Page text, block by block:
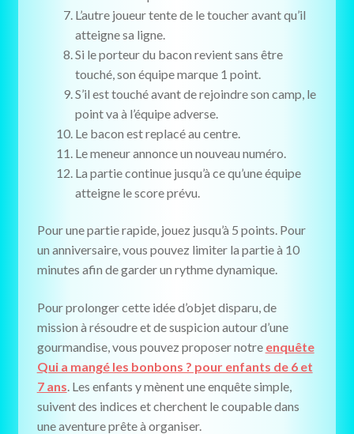
L’autre joueur tente de le toucher avant qu’il
atteigne sa ligne.
Si le porteur du bacon revient sans être
touché, son équipe marque 1 point.
S’il est touché avant de rejoindre son camp, le
point va à l’équipe adverse.
Le bacon est replacé au centre.
Le meneur annonce un nouveau numéro.
La partie continue jusqu’à ce qu’une équipe
atteigne le score prévu.
Pour une partie rapide, jouez jusqu’à 5 points. Pour
un anniversaire, vous pouvez limiter la partie à 10
minutes afin de garder un rythme dynamique.
Pour prolonger cette idée d’objet disparu, de
mission à résoudre et de suspicion autour d’une
gourmandise, vous pouvez proposer notre enquête
Qui a mangé les bonbons ? pour enfants de 6 et
7 ans. Les enfants y mènent une enquête simple,
suivent des indices et cherchent le coupable dans
une aventure prête à organiser.